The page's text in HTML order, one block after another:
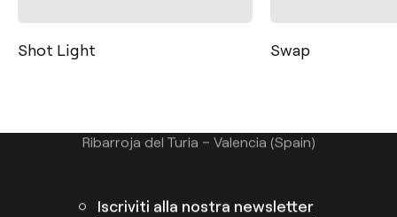
Swap Lex
+39 02 9475 0007
Ribarroja del Turia – Valencia (Spain)
Iscriviti alla nostra newsletter